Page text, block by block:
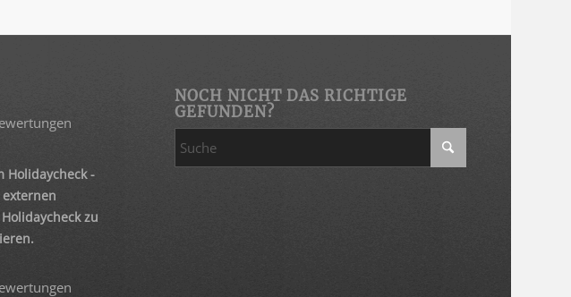
Holidaycheck -
zu
NOCH NICHT DAS RICHTIGE
GEFUNDEN?